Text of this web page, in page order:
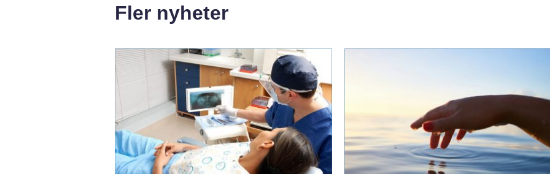
Fler nyheter